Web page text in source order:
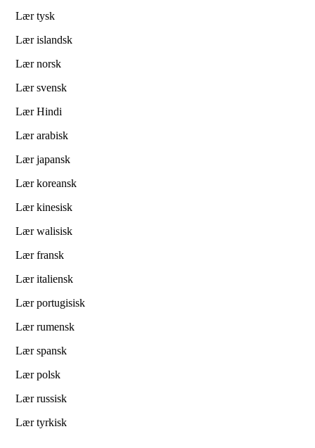
Lær tysk
Lær islandsk
Lær norsk
Lær svensk
Lær Hindi
Lær arabisk
Lær japansk
Lær koreansk
Lær kinesisk
Lær walisisk
Lær fransk
Lær italiensk
Lær portugisisk
Lær rumensk
Lær spansk
Lær polsk
Lær russisk
Lær tyrkisk